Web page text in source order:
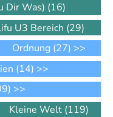
Dir Was) (16)
U3 Bereich (29)
Ordnung (27) >>
(14) >>
>>
Kleine Welt (119)